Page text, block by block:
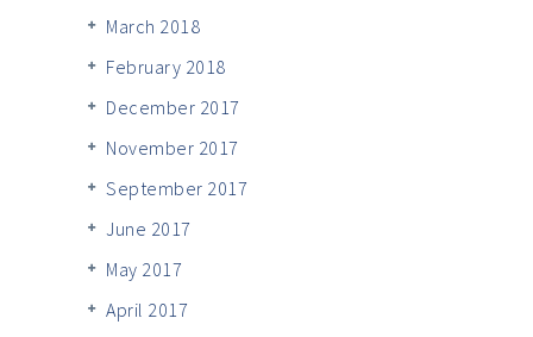
March 2018
February 2018
December 2017
November 2017
September 2017
June 2017
May 2017
April 2017